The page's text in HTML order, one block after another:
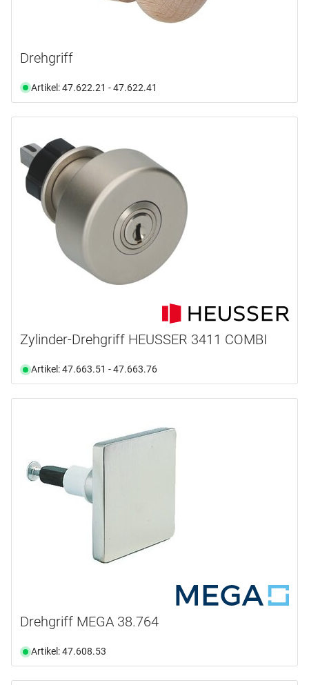
Drehgriff
Artikel: 47.622.21 - 47.622.41
Zylinder-Drehgriff HEUSSER 3411 COMBI
Artikel: 47.663.51 - 47.663.76
Drehgriff MEGA 38.764
Artikel: 47.608.53